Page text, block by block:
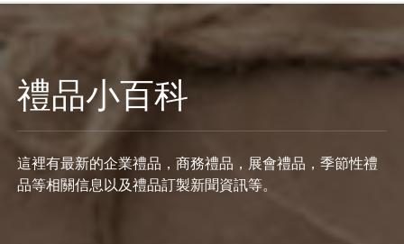
禮品小百科
這裡有最新的企業禮品，商務禮品，展會禮品，季節性禮
品等相關信息以及禮品訂製新聞資訊等。